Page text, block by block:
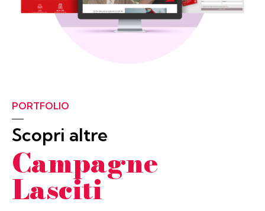
PORTFOLIO
Scopri altre
Campagne
Lasciti